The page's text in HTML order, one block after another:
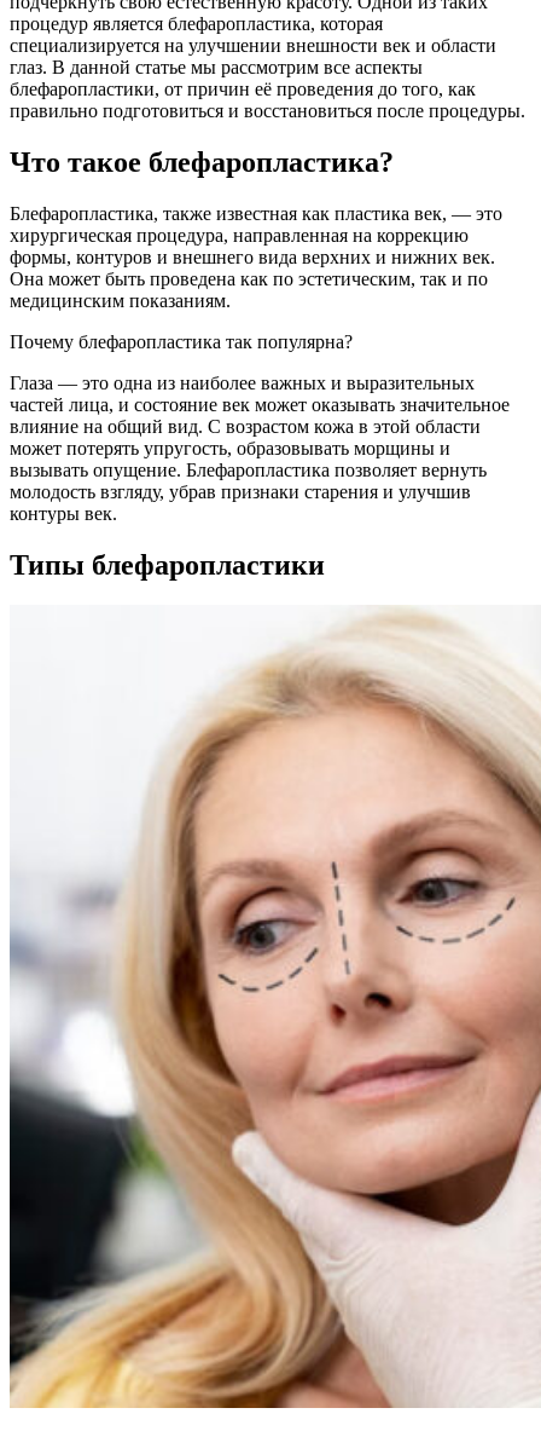
процедур является блефаропластика, которая
специализируется на улучшении внешности век и области
глаз. В данной статье мы рассмотрим все аспекты
блефаропластики, от причин её проведения до того, как
правильно подготовиться и восстановиться после процедуры.
Что такое блефаропластика?
Блефаропластика, также известная как пластика век, — это
хирургическая процедура, направленная на коррекцию
формы, контуров и внешнего вида верхних и нижних век.
Она может быть проведена как по эстетическим, так и по
медицинским показаниям.
Почему блефаропластика так популярна?
Глаза — это одна из наиболее важных и выразительных
частей лица, и состояние век может оказывать значительное
влияние на общий вид. С возрастом кожа в этой области
может потерять упругость, образовывать морщины и
вызывать опущение. Блефаропластика позволяет вернуть
молодость взгляду, убрав признаки старения и улучшив
контуры век.
Типы блефаропластики